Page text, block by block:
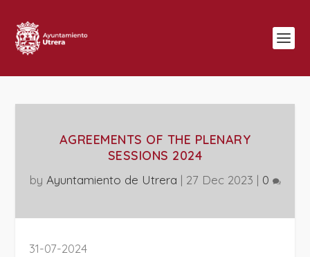
AGREEMENTS OF THE PLENARY
SESSIONS 2024
by Ayuntamiento de Utrera | 27 Dec 2023 | 0
31-07-2024